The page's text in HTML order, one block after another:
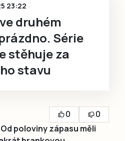
23:22
druhém
Série
stěhuje za
stavu
0
0
Od poloviny zápasu měli